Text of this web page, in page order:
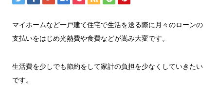
マイホームなど一戸建て住宅で生活を送る際に月々のローンの
支払いをはじめ光熱費や食費などが嵩み大変です。
生活費を少しでも節約をして家計の負担を少なくしていきたい
です。